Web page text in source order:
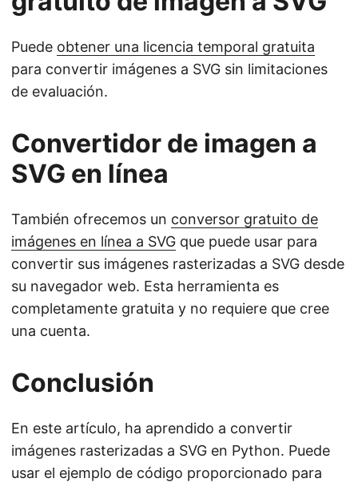
Puede obtener una licencia temporal gratuita
para convertir imágenes a SVG sin limitaciones
de evaluación.
Convertidor de imagen a
SVG en línea
También ofrecemos un conversor gratuito de
imágenes en línea a SVG que puede usar para
convertir sus imágenes rasterizadas a SVG desde
su navegador web. Esta herramienta es
completamente gratuita y no requiere que cree
una cuenta.
Conclusión
En este artículo, ha aprendido a convertir
imágenes rasterizadas a SVG en Python. Puede
usar el ejemplo de código proporcionado para